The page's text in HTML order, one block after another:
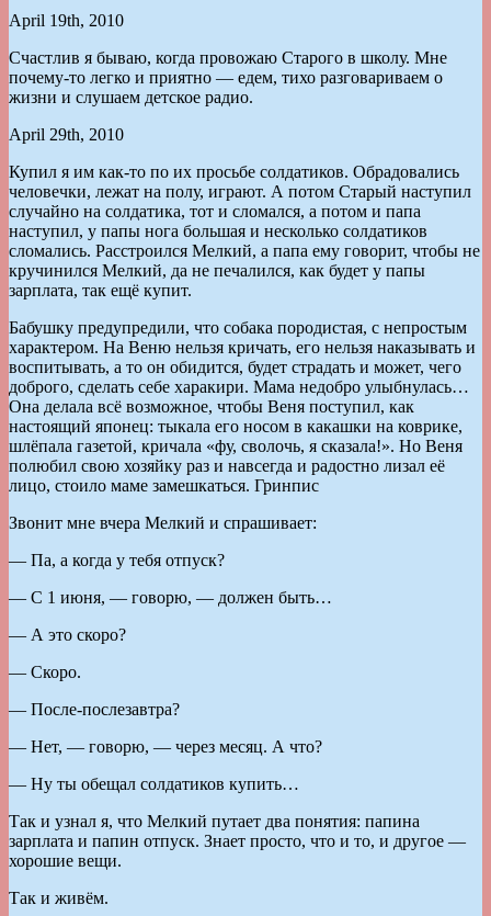
April 19th, 2010
Счастлив я бываю, когда провожаю Старого в школу. Мне
почему-то легко и приятно — едем, тихо разговариваем о
жизни и слушаем детское радио.
April 29th, 2010
Купил я им как-то по их просьбе солдатиков. Обрадовались
человечки, лежат на полу, играют. А потом Старый наступил
случайно на солдатика, тот и сломался, а потом и папа
наступил, у папы нога большая и несколько солдатиков
сломались. Расстроился Мелкий, а папа ему говорит, чтобы не
кручинился Мелкий, да не печалился, как будет у папы
зарплата, так ещё купит.
Бабушку предупредили, что собака породистая, с непростым
характером. На Веню нельзя кричать, его нельзя наказывать и
воспитывать, а то он обидится, будет страдать и может, чего
доброго, сделать себе харакири. Мама недобро улыбнулась…
Она делала всё возможное, чтобы Веня поступил, как
настоящий японец: тыкала его носом в какашки на коврике,
шлёпала газетой, кричала «фу, сволочь, я сказала!». Но Веня
полюбил свою хозяйку раз и навсегда и радостно лизал её
лицо, стоило маме замешкаться. Гринпис
Звонит мне вчера Мелкий и спрашивает:
— Па, а когда у тебя отпуск?
— С 1 июня, — говорю, — должен быть…
— А это скоро?
— Скоро.
— После-послезавтра?
— Нет, — говорю, — через месяц. А что?
— Ну ты обещал солдатиков купить…
Так и узнал я, что Мелкий путает два понятия: папина
зарплата и папин отпуск. Знает просто, что и то, и другое —
хорошие вещи.
Так и живём.